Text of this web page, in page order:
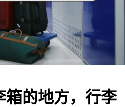
箱的地方，行李